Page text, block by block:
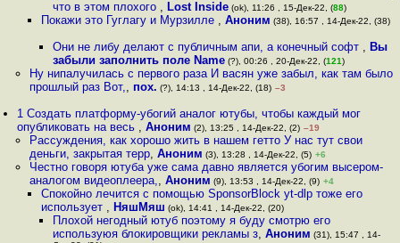
что в этом плохого , Lost Inside (ok), 11:26 , 15-Дек-22, (88)
Покажи это Гуглагу и Мурзилле , Аноним (38), 16:57 , 14-Дек-22, (38)
Они не либу делают с публичным апи, а конечный софт , Вы
забыли заполнить поле Name (?), 00:26 , 20-Дек-22, (121)
Ну нипалучилась с первого раза И васян уже забыл, как там было
прошлый раз Вот,, пох. (?), 14:13 , 14-Дек-22, (18) –3
1 Создать платформу-убогий аналог ютубы, чтобы каждый мог
опубликовать на весь ,Аноним (2), 13:25 , 14-Дек-22, (2) –19
Рассуждения, как хорошо жить в нашем гетто У нас тут свои
деньги, закрытая терр, Аноним (3), 13:28 , 14-Дек-22, (5) +6
Честно говоря ютуба уже сама давно является убогим высером-
аналогом видеоплеера,, Аноним (9), 13:53 , 14-Дек-22, (9) +4
Спокойно лечится с помощью SponsorBlock yt-dlp тоже его
использует , НяшМяш (ok), 14:41 , 14-Дек-22, (20)
Плохой негодный ютуб поэтому я буду смотрю его
используюя блокировщики рекламы з,Аноним (31), 15:47 , 14-